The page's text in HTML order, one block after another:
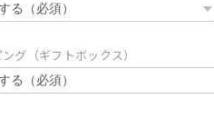
グ（ギフトボックス）